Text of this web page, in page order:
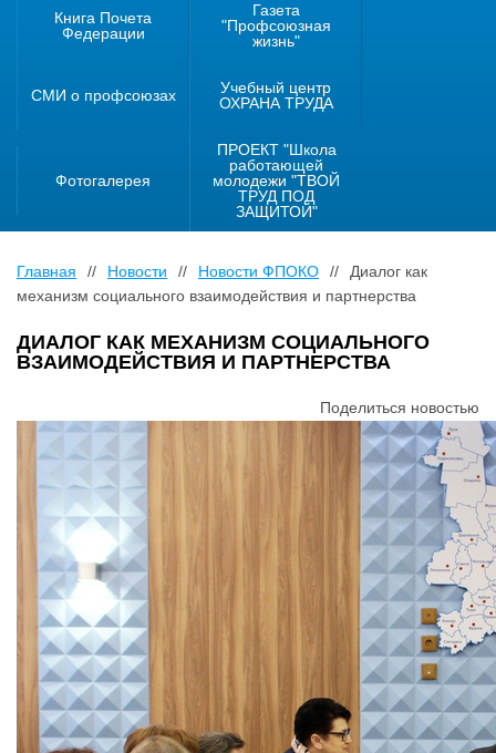
Книга Почета
Федерации
Газета
"Профсоюзная
жизнь"
СМИ о профсоюзах
Учебный центр
ОХРАНА ТРУДА
Фотогалерея
ПРОЕКТ "Школа
работающей
молодежи "ТВОЙ
ТРУД ПОД
ЗАЩИТОЙ"
Главная // Новости // Новости ФПОКО //
Диалог как
механизм социального взаимодействия и партнерства
ДИАЛОГ КАК МЕХАНИЗМ СОЦИАЛЬНОГО
ВЗАИМОДЕЙСТВИЯ И ПАРТНЕРСТВА
Поделиться новостью